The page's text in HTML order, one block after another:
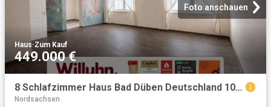
Foto anschauen
Haus·Zum Kauf
449.000 €
8 Schlafzimmer Haus Bad Düben Deutschland 103961735
Nordsachsen